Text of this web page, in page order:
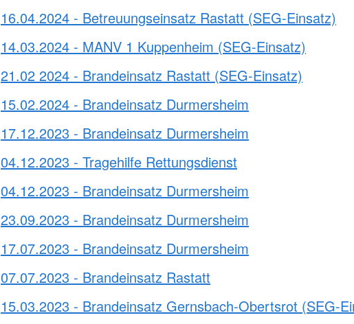
16.04.2024 - Betreuungseinsatz Rastatt (SEG-Einsatz)
14.03.2024 - MANV 1 Kuppenheim (SEG-Einsatz)
21.02 2024 - Brandeinsatz Rastatt (SEG-Einsatz)
15.02.2024 - Brandeinsatz Durmersheim
17.12.2023 - Brandeinsatz Durmersheim
04.12.2023 - Tragehilfe Rettungsdienst
04.12.2023 - Brandeinsatz Durmersheim
23.09.2023 - Brandeinsatz Durmersheim
17.07.2023 - Brandeinsatz Durmersheim
07.07.2023 - Brandeinsatz Rastatt
15.03.2023 - Brandeinsatz Gernsbach-Obertsrot (SEG-